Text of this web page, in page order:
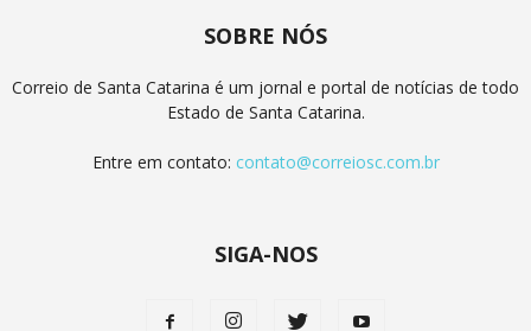
SOBRE NÓS
Correio de Santa Catarina é um jornal e portal de notícias de todo
Estado de Santa Catarina.
Entre em contato: contato@correiosc.com.br
SIGA-NOS